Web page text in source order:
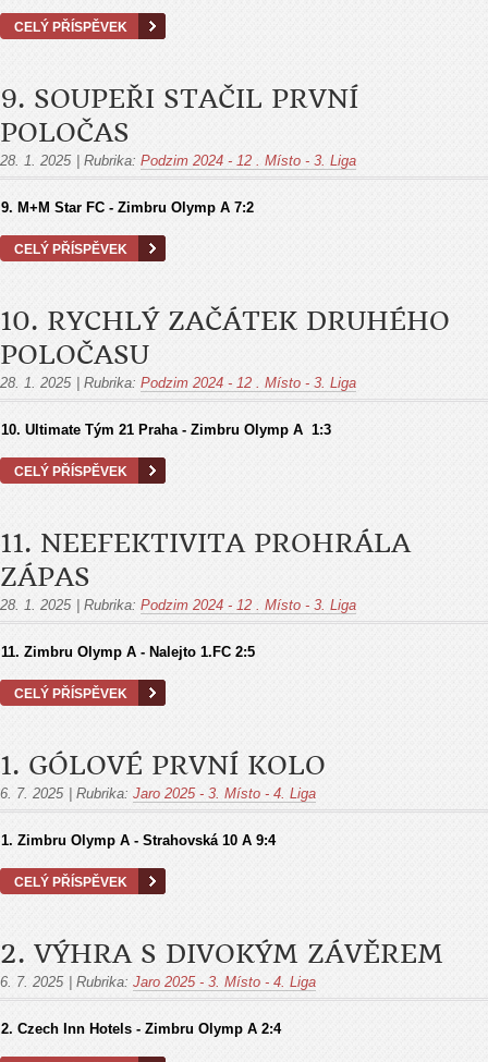
CELÝ PŘÍSPĚVEK
9. SOUPEŘI STAČIL PRVNÍ
POLOČAS
28. 1. 2025 Rubrika: Podzim 2024 - 12 . Místo - 3. Liga
9. M+M Star FC - Zimbru Olymp A 7:2
CELÝ PŘÍSPĚVEK
10. RYCHLÝ ZAČÁTEK DRUHÉHO
POLOČASU
28. 1. 2025 Rubrika: Podzim 2024 - 12 . Místo - 3. Liga
10. Ultimate Tým 21 Praha - Zimbru Olymp A 1:3
CELÝ PŘÍSPĚVEK
11. NEEFEKTIVITA PROHRÁLA
ZÁPAS
28. 1. 2025 Rubrika: Podzim 2024 - 12 . Místo - 3. Liga
11. Zimbru Olymp A - Nalejto 1.FC 2:5
CELÝ PŘÍSPĚVEK
1. GÓLOVÉ PRVNÍ KOLO
6. 7. 2025 Rubrika: Jaro 2025 - 3. Místo - 4. Liga
1. Zimbru Olymp A - Strahovská 10 A 9:4
CELÝ PŘÍSPĚVEK
2. VÝHRA S DIVOKÝM ZÁVĚREM
6. 7. 2025 Rubrika: Jaro 2025 - 3. Místo - 4. Liga
2. Czech Inn Hotels - Zimbru Olymp A 2:4